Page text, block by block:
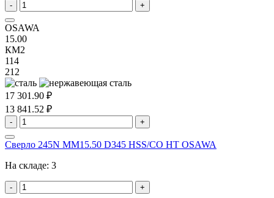
- +
OSAWA
15.00
КМ2
114
212
17 301.90 ₽
13 841.52 ₽
- +
Сверло 245N MM15.50 D345 HSS/CO HT OSAWA
На складе: 3
- +